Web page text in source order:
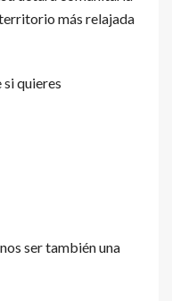
más relajada
si quieres
ser también una